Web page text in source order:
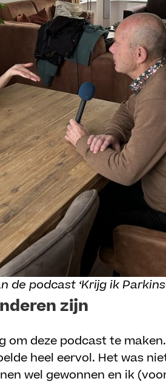
podcast ‘Krijg ik
zijn
om deze podcast te
heel eervol. Het was
wel gewonnen en ik